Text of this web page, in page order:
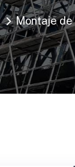
Montaje de